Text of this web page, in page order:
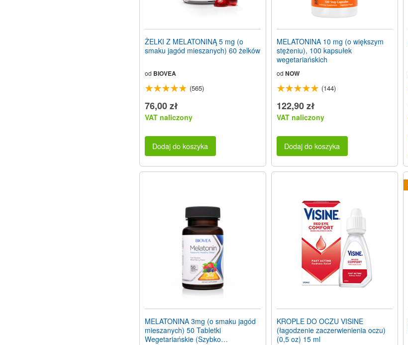
ŻELKI Z MELATONINĄ 5 mg (o
smaku jagód mieszanych) 60 żelków
od BIOVEA
(565)
76,00 zł
VAT naliczony
Dodaj do koszyka
MELATONINA 10 mg (o większym
stężeniu), 100 kapsułek
wegetariańskich
od NOW
(144)
122,90 zł
VAT naliczony
Dodaj do koszyka
MELATONINA 3mg (o smaku jagód
mieszanych) 50 Tabletki
Wegetariańskie (Szybko
KROPLE DO OCZU VISINE
(łagodzenie zaczerwienienia oczu)
(0,5 oz) 15 ml